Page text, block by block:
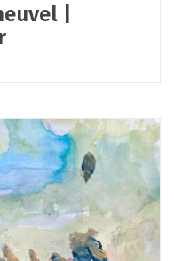
|